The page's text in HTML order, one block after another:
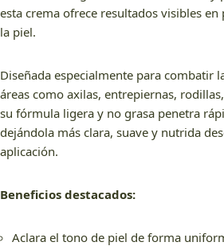
esta crema ofrece resultados visibles
la piel.
Diseñada especialmente para combatir
áreas como axilas, entrepiernas,
su fórmula ligera y no grasa penetra
dejándola más clara, suave y nutrida
aplicación.
Beneficios destacados:
Aclara el tono de piel de forma